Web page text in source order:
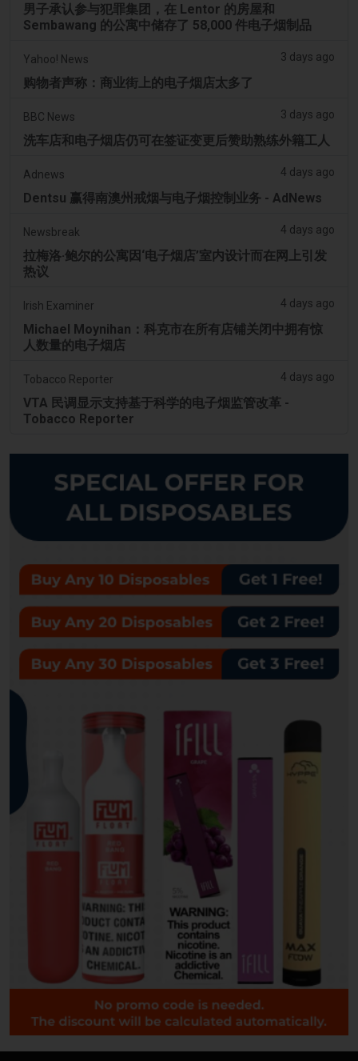
男子承认参与犯罪集团，在 Lentor 的房屋和
Sembawang 的公寓中储存了 58,000 件电子烟制品
Yahoo! News 3 days ago
购物者声称：商业街上的电子烟店太多了
BBC News 3 days ago
洗车店和电子烟店仍可在签证变更后赞助熟练外籍工人
Adnews 4 days ago
Dentsu 赢得南澳州戒烟与电子烟控制业务 - AdNews
Newsbreak 4 days ago
拉梅洛·鲍尔的公寓因‘电子烟店’室内设计而在网上引发
热议
Irish Examiner 4 days ago
Michael Moynihan：科克市在所有店铺关闭中拥有惊
人数量的电子烟店
Tobacco Reporter 4 days ago
VTA 民调显示支持基于科学的电子烟监管改革 -
Tobacco Reporter